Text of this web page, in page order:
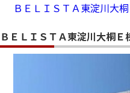
ＢＥＬＩＳＴＡ東淀川大
ＢＥＬＩＳＴＡ東淀川大桐Ｅ